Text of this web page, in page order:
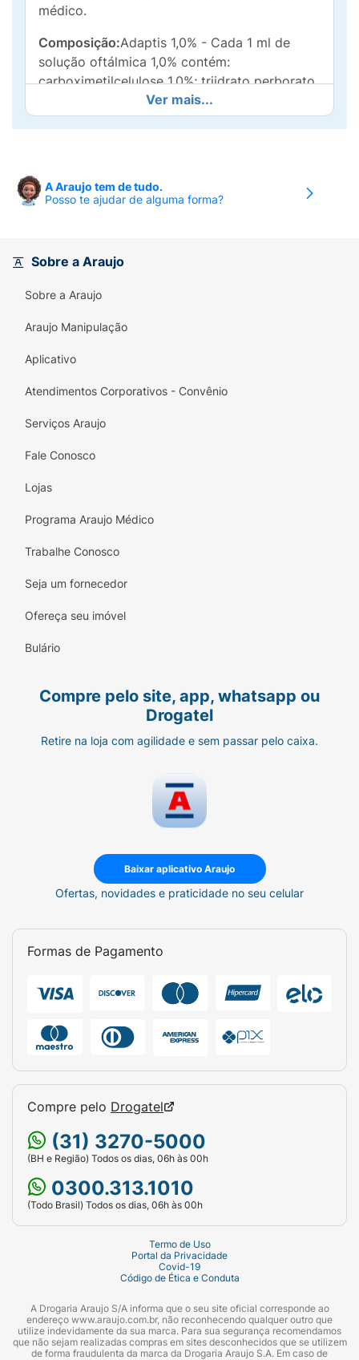
médico.
Composição:Adaptis 1,0% - Cada 1 ml de
solução oftálmica 1,0% contém:
carboximetilcelulose 1,0%; triidrato perborato
de sódio; ácido bórico, borato de sódio;
cloreto de sódio; água purificada.
Ver mais...
A Araujo tem de tudo.
Posso te ajudar de alguma forma?
Sobre a Araujo
Sobre a Araujo
Araujo Manipulação
Aplicativo
Atendimentos Corporativos - Convênio
Serviços Araujo
Fale Conosco
Lojas
Programa Araujo Médico
Trabalhe Conosco
Seja um fornecedor
Ofereça seu imóvel
Bulário
Compre pelo site, app, whatsapp ou
Drogatel
Retire na loja com agilidade e sem passar pelo caixa.
Baixar aplicativo Araujo
Ofertas, novidades e praticidade no seu celular
Formas de Pagamento
Compre pelo Drogatel
(31) 3270-5000
(BH e Região) Todos os dias, 06h às 00h
0300.313.1010
(Todo Brasil) Todos os dias, 06h às 00h
Termo de Uso
Portal da Privacidade
Covid-19
Código de Ética e Conduta
A Drogaria Araujo S/A informa que o seu site oficial corresponde ao
endereço www.araujo.com.br, não reconhecendo qualquer outro que
utilize indevidamente da sua marca. Para sua segurança recomendamos
que não sejam realizadas compras em sites desconhecidos que se utilizem
de forma fraudulenta da marca da Drogaria Araujo S.A. Em caso de